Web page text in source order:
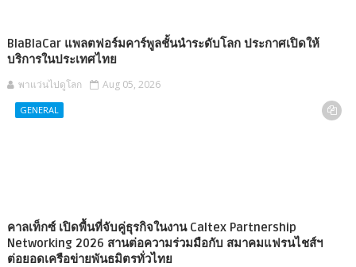
BlaBlaCar แพลตฟอร์มคาร์พูลชั้นนำระดับโลก ประกาศเปิดให้
บริการในประเทศไทย
พาแว่นไปดูโลก Aug 05, 2026
GENERAL
คาลเท็กซ์ เปิดพื้นที่จับคู่ธุรกิจในงาน Caltex Partnership
Networking 2026 สานต่อความร่วมมือกับ สมาคมแฟรนไชส์ฯ
ต่อยอดเครือข่ายพันธมิตรทั่วไทย